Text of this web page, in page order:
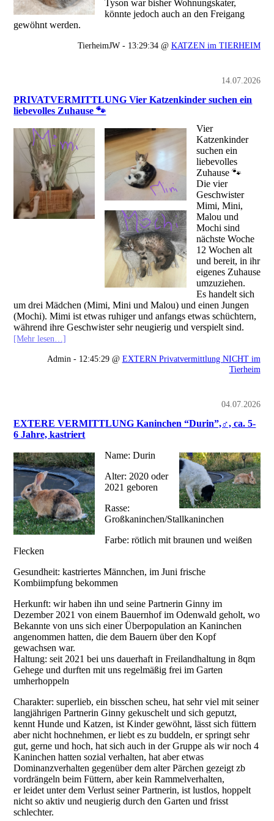
Tyson war bisher Wohnungskater,
könnte jedoch auch an den Freigang
gewöhnt werden.
TierheimJW - 13:29:34 @ KATZEN im TIERHEIM
14.07.2026
PRIVATVERMITTLUNG Vier Katzenkinder suchen ein
liebevolles Zuhause 🐾
Vier
Katzenkinder
suchen ein
liebevolles
Zuhause 🐾
Die vier
Geschwister
Mimi, Mini,
Malou und
Mochi sind
nächste Woche
12 Wochen alt
und bereit, in ihr
eigenes Zuhause
umzuziehen.
Es handelt sich
um drei Mädchen (Mimi, Mini und Malou) und einen Jungen
(Mochi). Mimi ist etwas ruhiger und anfangs etwas schüchtern,
während ihre Geschwister sehr neugierig und verspielt sind.
[Mehr lesen…]
Admin - 12:45:29 @ EXTERN Privatvermittlung NICHT im
Tierheim
04.07.2026
EXTERE VERMITTLUNG Kaninchen “Durin”,♂, ca. 5-
6 Jahre, kastriert
Name: Durin
Alter: 2020 oder
2021 geboren
Rasse:
Großkaninchen/Stallkaninchen
Farbe: rötlich mit braunen und weißen
Flecken
Gesundheit: kastriertes Männchen, im Juni frische
Kombiimpfung bekommen
Herkunft: wir haben ihn und seine Partnerin Ginny im
Dezember 2021 von einem Bauernhof im Odenwald geholt, wo
Bekannte von uns sich einer Überpopulation an Kaninchen
angenommen hatten, die dem Bauern über den Kopf
gewachsen war.
Haltung: seit 2021 bei uns dauerhaft in Freilandhaltung in 8qm
Gehege und durften mit uns regelmäßig frei im Garten
umherhoppeln
Charakter: superlieb, ein bisschen scheu, hat sehr viel mit seiner
langjährigen Partnerin Ginny gekuschelt und sich geputzt,
kennt Hunde und Katzen, ist Kinder gewöhnt, lässt sich füttern
aber nicht hochnehmen, er liebt es zu buddeln, er springt sehr
gut, gerne und hoch, hat sich auch in der Gruppe als wir noch 4
Kaninchen hatten sozial verhalten, hat aber etwas
Dominanzverhalten gegenüber dem alter Pärchen gezeigt zb
vordrängeln beim Füttern, aber kein Rammelverhalten,
er leidet unter dem Verlust seiner Partnerin, ist lustlos, hoppelt
nicht so aktiv und neugierig durch den Garten und frisst
schlechter.